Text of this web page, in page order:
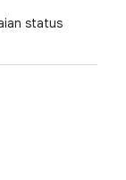
status